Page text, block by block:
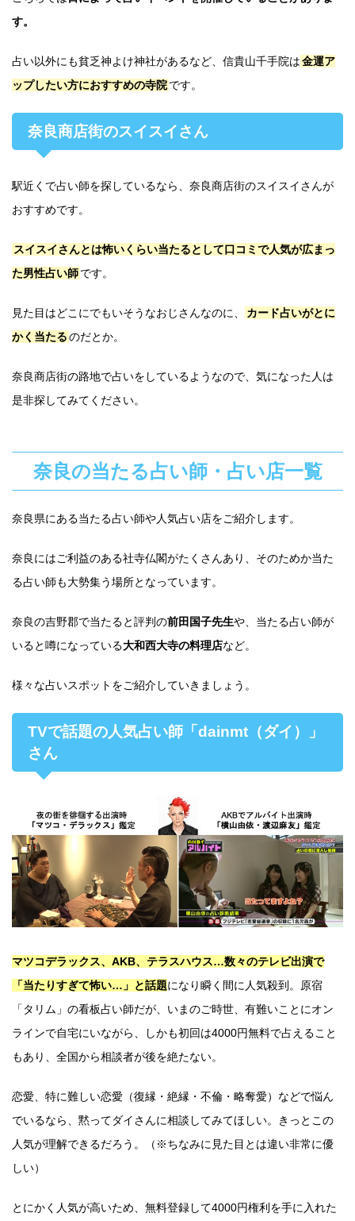
す。
占い以外にも貧乏神よけ神社があるなど、信貴山千手院は金運ア
ップしたい方におすすめの寺院です。
奈良商店街のスイスイさん
駅近くで占い師を探しているなら、奈良商店街のスイスイさんが
おすすめです。
スイスイさんとは怖いくらい当たるとして口コミで人気が広まっ
た男性占い師です。
見た目はどこにでもいそうなおじさんなのに、
カード占いがとに
かく当たるのだとか。
奈良商店街の路地で占いをしているようなので、気になった人は
是非探してみてください。
奈良の当たる占い師・占い店一覧
奈良県にある当たる占い師や人気占い店をご紹介します。
奈良にはご利益のある社寺仏閣がたくさんあり、そのためか当た
る占い師も大勢集う場所となっています。
奈良の吉野郡で当たると評判の前田国子先生や、当たる占い師が
いると噂になっている大和西大寺の料理店など。
様々な占いスポットをご紹介していきましょう。
TVで話題の人気占い師「dainmt（ダイ）」
さん
マツコデラックス、AKB、テラスハウス…数々のテレビ出演で
「当たりすぎて怖い…」と話題になり瞬く間に人気殺到。原宿
「タリム」の看板占い師だが、いまのご時世、有難いことにオン
ラインで自宅にいながら、しかも初回は4000円無料で占えること
もあり、全国から相談者が後を絶たない。
恋愛、特に難しい恋愛（復縁・絶縁・不倫・略奪愛）などで悩ん
でいるなら、黙ってダイさんに相談してみてほしい。きっとこの
人気が理解できるだろう。（※ちなみに見た目とは違い非常に優
しい）
とにかく人気が高いため、無料登録して4000円権利を手に入れた